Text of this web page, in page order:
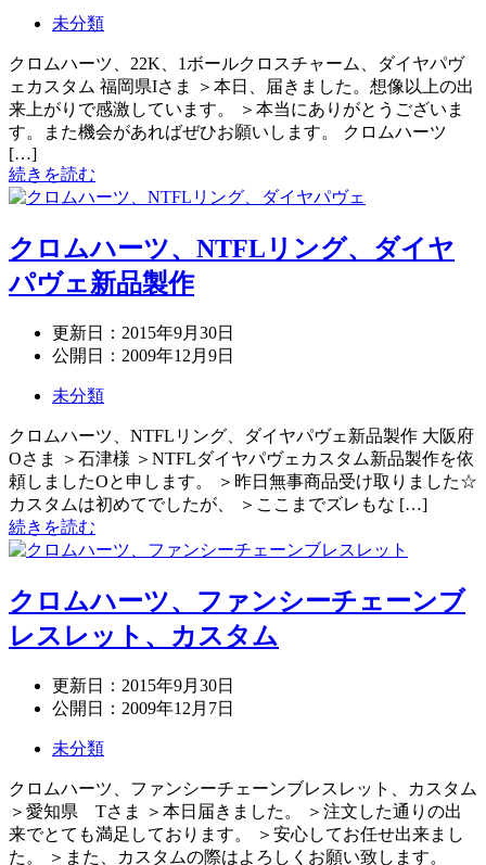
未分類
クロムハーツ、22K、1ボールクロスチャーム、ダイヤパヴ
ェカスタム 福岡県Iさま ＞本日、届きました。想像以上の出
来上がりで感激しています。 ＞本当にありがとうございま
す。また機会があればぜひお願いします。 クロムハーツ
[…]
続きを読む
クロムハーツ、NTFLリング、ダイヤ
パヴェ新品製作
更新日： 2015年9月30日
公開日： 2009年12月9日
未分類
クロムハーツ、NTFLリング、ダイヤパヴェ新品製作 大阪府
Oさま ＞石津様 ＞NTFLダイヤパヴェカスタム新品製作を依
頼しましたOと申します。 ＞昨日無事商品受け取りました☆
カスタムは初めてでしたが、 ＞ここまでズレもな […]
続きを読む
クロムハーツ、ファンシーチェーンブ
レスレット、カスタム
更新日： 2015年9月30日
公開日： 2009年12月7日
未分類
クロムハーツ、ファンシーチェーンブレスレット、カスタム
＞愛知県 Tさま ＞本日届きました。 ＞注文した通りの出
来でとても満足しております。 ＞安心してお任せ出来まし
た。 ＞また、カスタムの際はよろしくお願い致します。